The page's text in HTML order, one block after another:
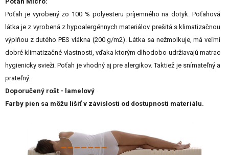
Poťah je vyrobený zo 100 % polyesteru príjemného na dotyk. Poťahová
látka je z vyrobená z hypoalergénnych materiálov prešitá s klimatizačnou
výplňou z dutého PES vlákna (200 g/m2). Látka sa nežmolkuje, má veľmi
dobré klimatizačné vlastnosti, vďaka ktorým dlhodobo udržiavajú matrac
hygienicky svieži. Poťah je vhodný aj pre alergikov. Taktiež je snímateľný a
prateľný.
Doporučený rošt - lamelový
Farby pien sa môžu líšiť v závislosti od dostupnosti materiálu.